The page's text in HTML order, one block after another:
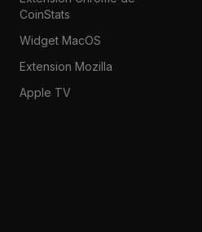
CoinStats
Widget MacOS
Extension Mozilla
Apple TV